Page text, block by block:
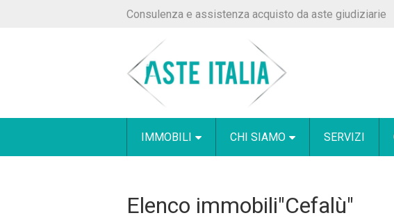
Consulenza e assistenza acquisto da aste giudiziarie
IMMOBILI CHI SIAMO SERVIZI
Elenco immobili"Cefalù"